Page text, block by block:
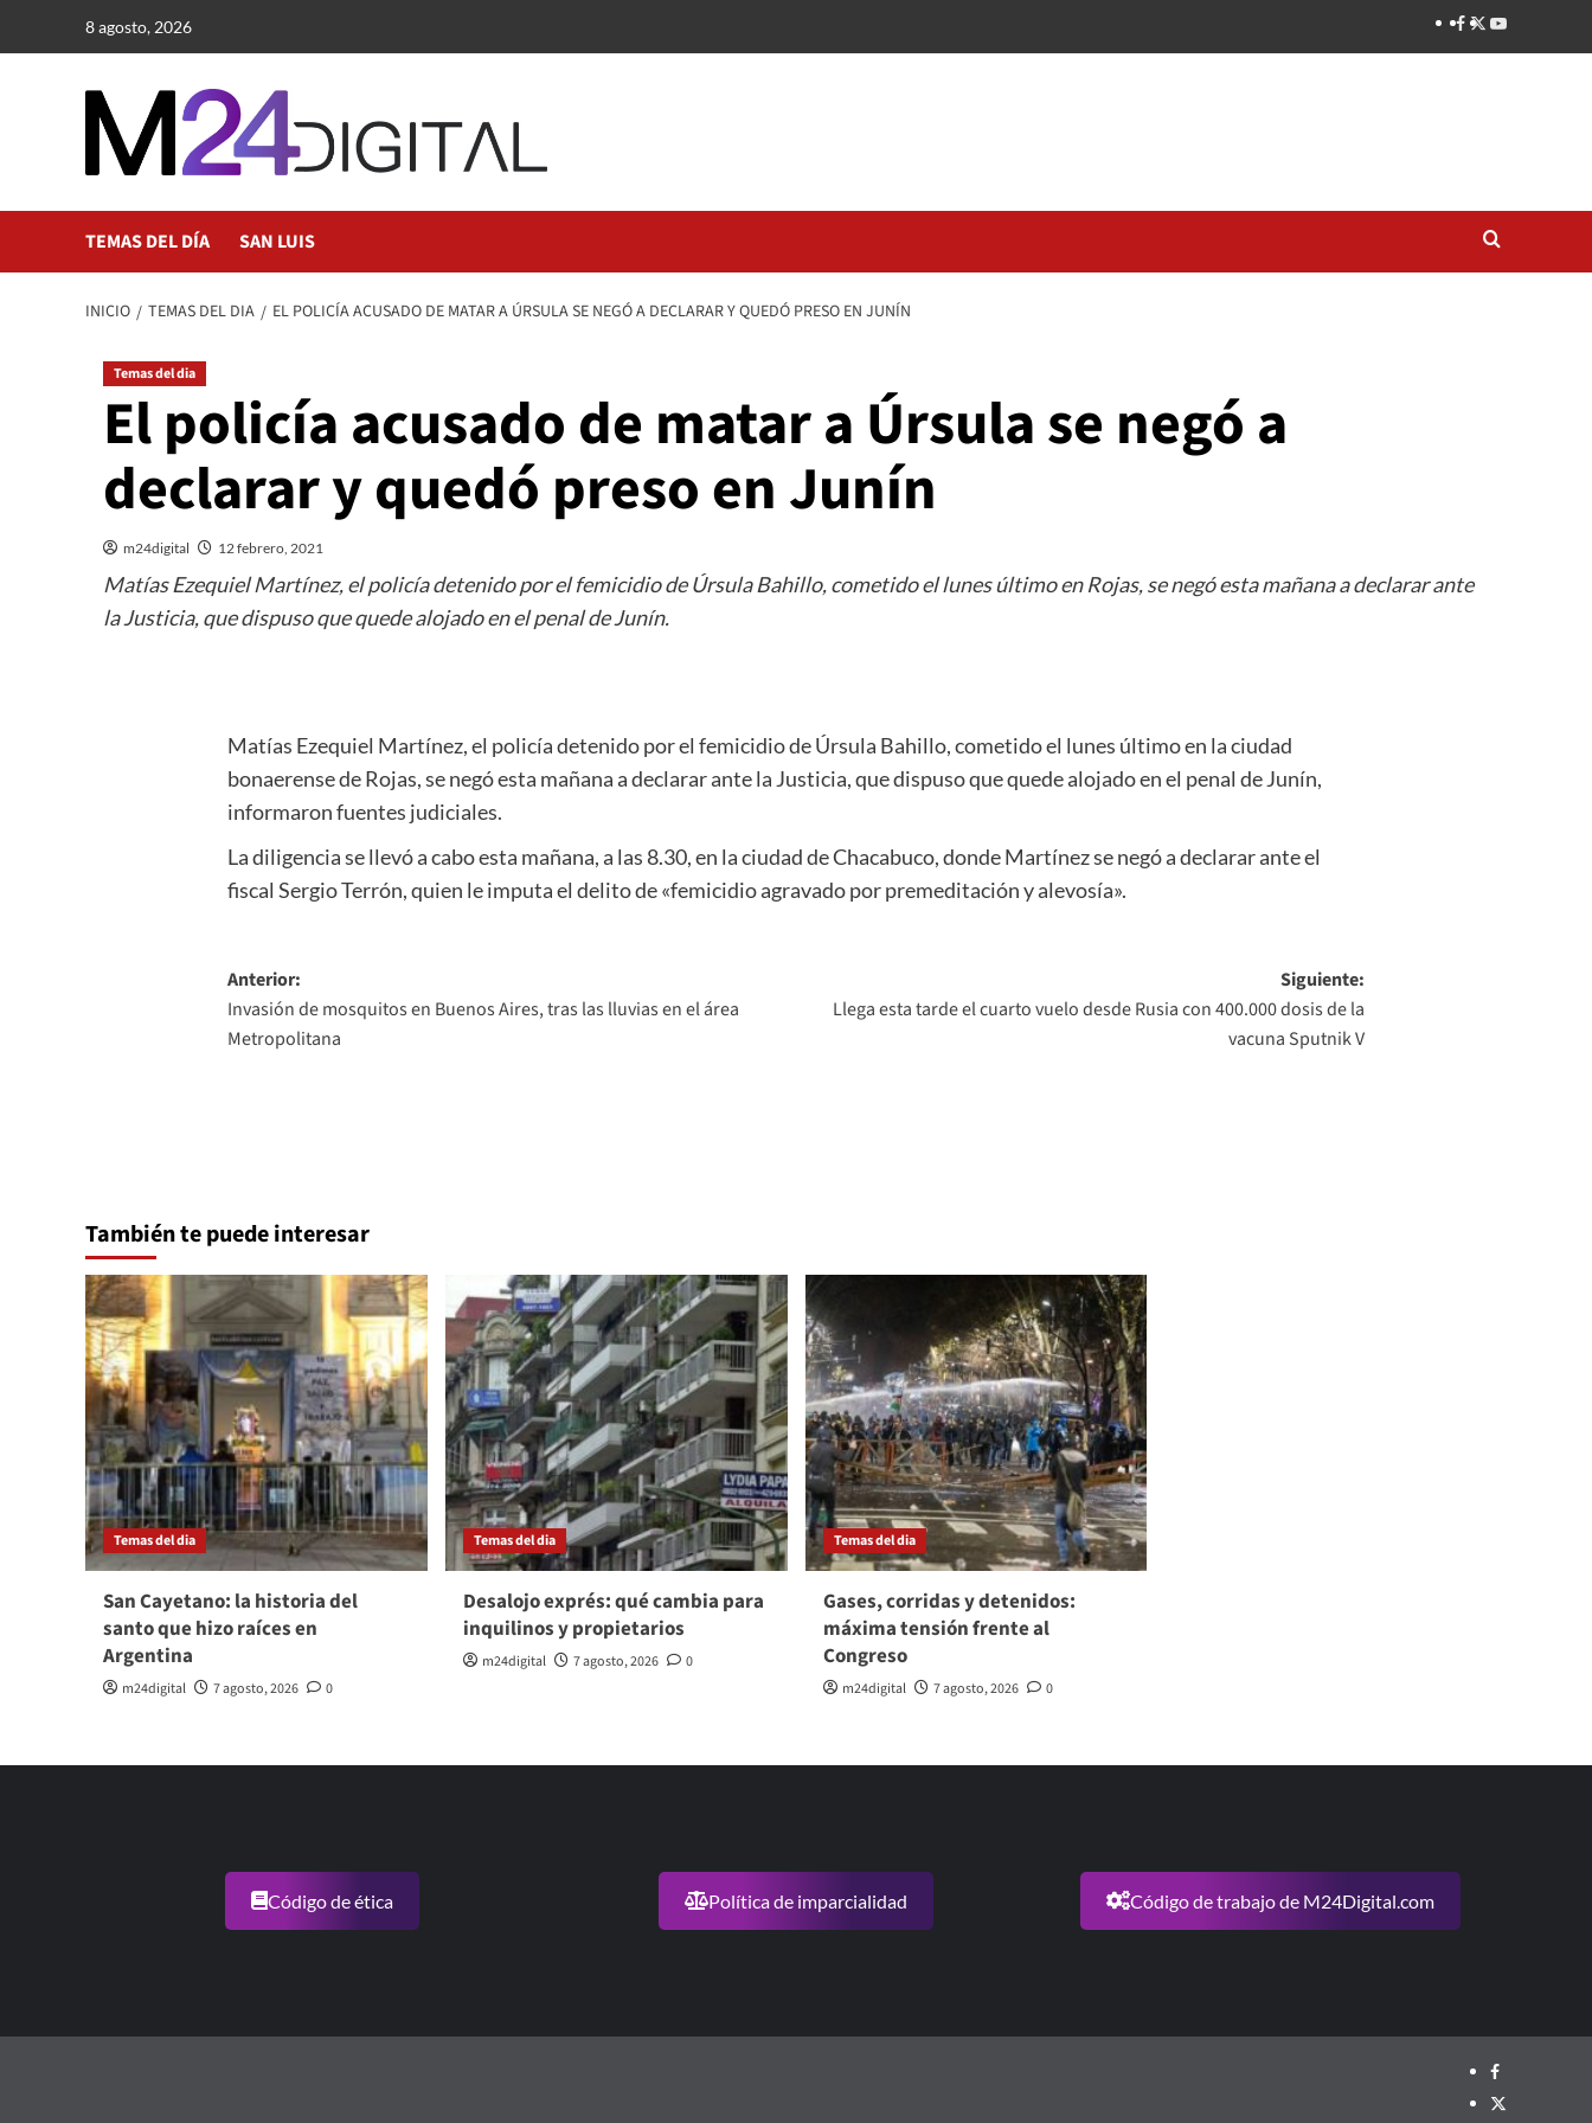
8 agosto, 2026
TEMAS DEL DÍA SAN LUIS
INICIO TEMAS DEL DIA EL POLICÍA ACUSADO DE MATAR A ÚRSULA SE NEGÓ A DECLARAR Y QUEDÓ PRESO EN JUNÍN
Temas del dia
El policía acusado de matar a Úrsula se negó a
declarar y quedó preso en Junín
m24digital 12 febrero, 2021
Matías Ezequiel Martínez, el policía detenido por el femicidio de Úrsula Bahillo, cometido el lunes último en Rojas, se negó esta mañana a declarar ante
la Justicia, que dispuso que quede alojado en el penal de Junín.
Matías Ezequiel Martínez, el policía detenido por el femicidio de Úrsula Bahillo, cometido el lunes último en la ciudad
bonaerense de Rojas, se negó esta mañana a declarar ante la Justicia, que dispuso que quede alojado en el penal de Junín,
informaron fuentes judiciales.
La diligencia se llevó a cabo esta mañana, a las 8.30, en la ciudad de Chacabuco, donde Martínez se negó a declarar ante el
fiscal Sergio Terrón, quien le imputa el delito de «femicidio agravado por premeditación y alevosía».
Navegación
de
entradas
Anterior:
Invasión de mosquitos en Buenos Aires, tras las lluvias en el área
Metropolitana
Siguiente:
Llega esta tarde el cuarto vuelo desde Rusia con 400.000 dosis de la
vacuna Sputnik V
También te puede interesar
Temas del dia
San Cayetano: la historia del
santo que hizo raíces en
Argentina
m24digital 7 agosto, 2026 0
Temas del dia
Desalojo exprés: qué cambia para
inquilinos y propietarios
m24digital 7 agosto, 2026 0
Temas del dia
Gases, corridas y detenidos:
máxima tensión frente al
Congreso
m24digital 7 agosto, 2026 0
Código de ética Política de imparcialidad Código de trabajo de M24Digital.com